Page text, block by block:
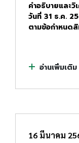
คำอธิบายและวิ
วันที่ 31 ธ.ค.
ตามข้อกำหนด
อ่านเพิ่มเติม
16 มีนาคม